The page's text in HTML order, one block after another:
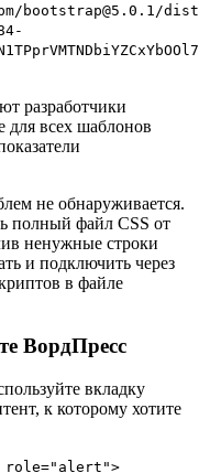
bootstrap@5.0.1/
разработчики
для всех шаблонов
не обнаруживается.
полный файл CSS от
ненужные строки
и подключить через
в файле
ВордПресс
вкладку
к которому хотите